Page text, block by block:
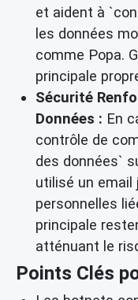
et aident à
les données
comme Popa.
principale
Sécurité
Données : En
contrôle de
des données`
utilisé un email
personnelles
principale
atténuant le
Points Clés